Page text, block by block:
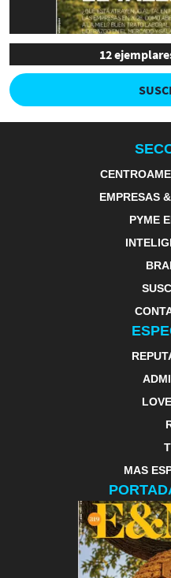
12
EMPRESAS
PYME
MAS